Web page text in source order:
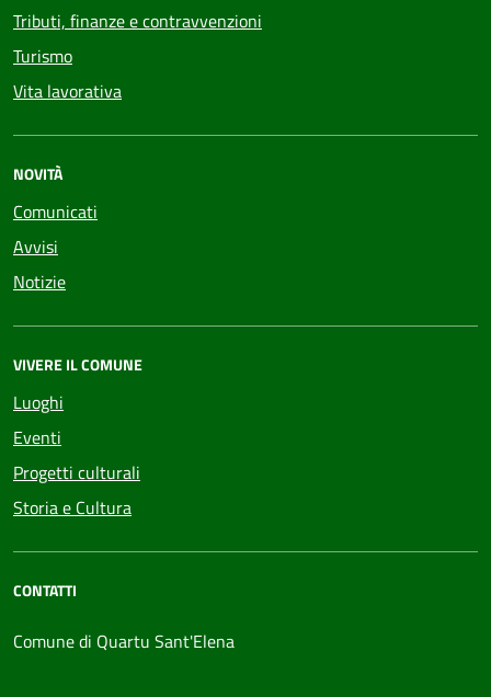
Tributi, finanze e contravvenzioni
Turismo
Vita lavorativa
NOVITÀ
Comunicati
Avvisi
Notizie
VIVERE IL COMUNE
Luoghi
Eventi
Progetti culturali
Storia e Cultura
CONTATTI
Comune di Quartu Sant'Elena